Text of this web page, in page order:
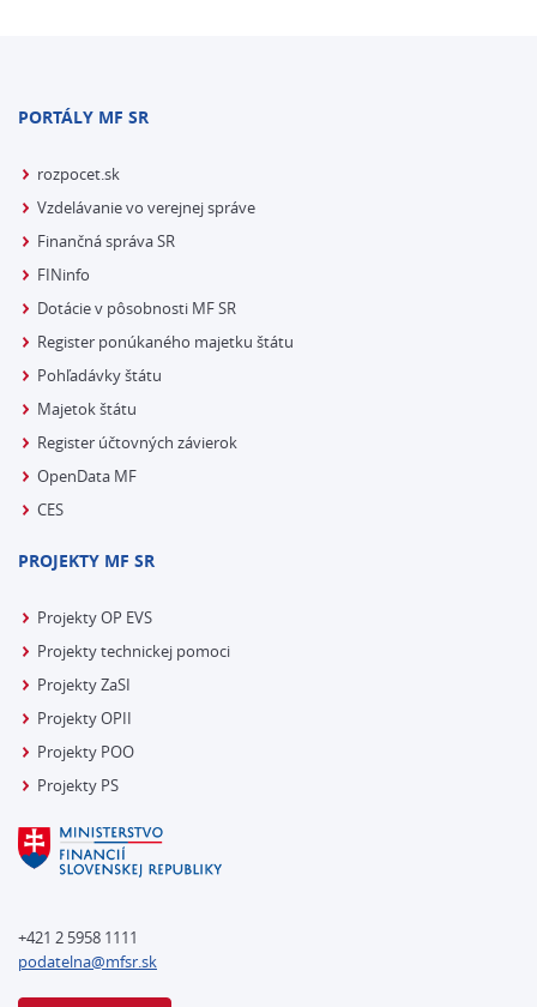
PORTÁLY MF SR
rozpocet.sk
Vzdelávanie vo verejnej správe
Finančná správa SR
FINinfo
Dotácie v pôsobnosti MF SR
Register ponúkaného majetku štátu
Pohľadávky štátu
Majetok štátu
Register účtovných závierok
OpenData MF
CES
PROJEKTY MF SR
Projekty OP EVS
Projekty technickej pomoci
Projekty ZaSI
Projekty OPII
Projekty POO
Projekty PS
+421 2 5958 1111
podatelna@mfsr.sk